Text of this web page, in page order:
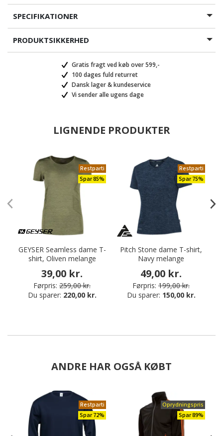
SPECIFIKATIONER
PRODUKTSIKKERHED
Gratis fragt ved køb over 599,-
100 dages fuld returret
Dansk lager & kundeservice
Vi sender alle ugens dage
LIGNENDE PRODUKTER
Restparti
Spar 85%
GEYSER Seamless dame T-
shirt, Oliven melange
39,00 kr.
Førpris: 259,00 kr.
Du sparer: 220,00 kr.
Restparti
Spar 75%
Pitch Stone dame T-shirt,
Navy melange
49,00 kr.
Førpris: 199,00 kr.
Du sparer: 150,00 kr.
ANDRE HAR OGSÅ KØBT
Restparti
Spar 72%
Oprydningspris
Spar 89%